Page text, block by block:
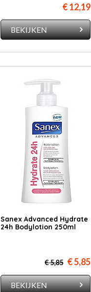
€ 12,19
BEKIJKEN
Sanex Advanced Hydrate
24h Bodylotion 250ml
€ 5,85 € 5,85
BEKIJKEN